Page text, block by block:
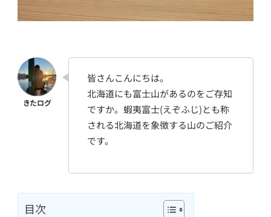
皆さんこんにちは。
北海道にも富士山があるのをご存知
ですか。蝦夷富士(えぞふじ)とも称
される北海道を象徴する山のご紹介
です。
目次